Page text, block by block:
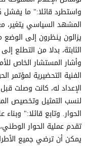
واستطرد قائلا:" ما يفشل
المشهد السياسي يتغير،
يزالون ينظرون إلى
الثابتة، بدلا من التطلع
وأشار المستشار الخاص
الفنية التحضيرية لمؤتمر
الإعداد له، كانت وصلت
لنسب التمثيل وتخصيص
الحوار. وتابع قائلا:"
تقدم عملية الحوار
يمكن أن ترضي جميع